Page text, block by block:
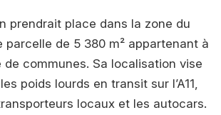
prendrait place dans la zone du
parcelle de 5 380 m² appartenant à
de communes. Sa localisation vise
poids lourds en transit sur l’A11,
locaux et les autocars.